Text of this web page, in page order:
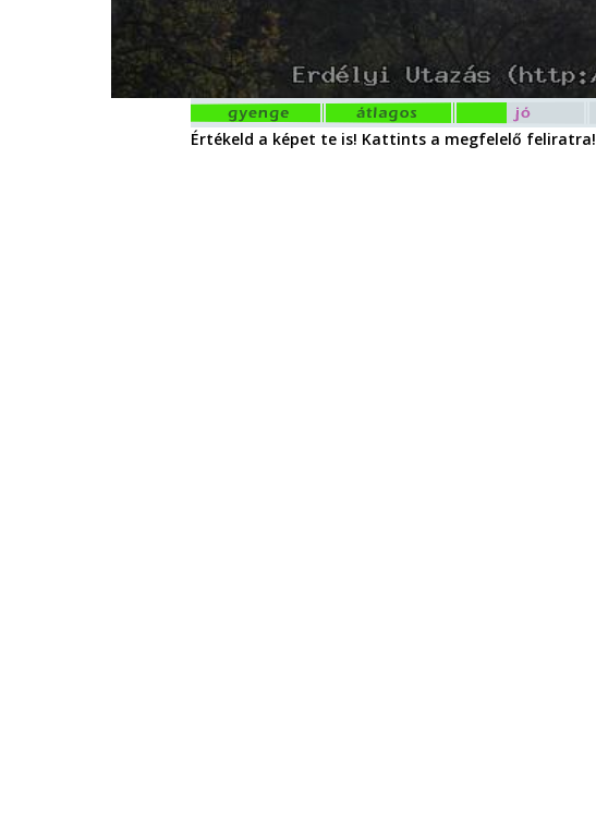
Értékeld a képet te is! Kattints a megfelelő feliratra!